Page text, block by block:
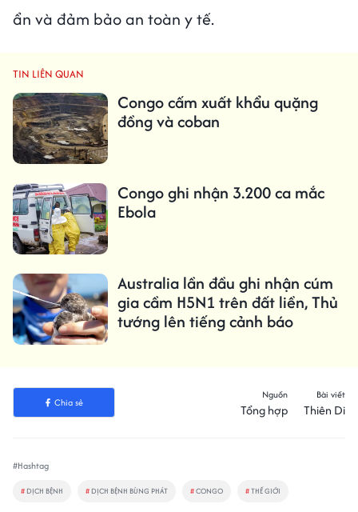
ẩn và đảm bảo an toàn y tế.
TIN LIÊN QUAN
Congo cấm xuất khẩu quặng
đồng và coban
Congo ghi nhận 3.200 ca mắc
Ebola
Australia lần đầu ghi nhận cúm
gia cầm H5N1 trên đất liền, Thủ
tướng lên tiếng cảnh báo
Chia sẻ
Nguồn
Tổng hợp
Bài viết
Thiên Di
#Hashtag
# DỊCH BỆNH # DỊCH BỆNH BÙNG PHÁT #CONGO #THẾ GIỚI